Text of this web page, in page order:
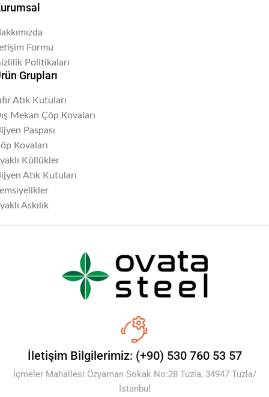
Formu
Politikaları
Grupları
Atık Kutuları
Mekan Çöp Kovaları
Paspası
Kovaları
Küllükler
Atık Kutuları
Askılık
İletişim Bilgilerimiz: (+90) 530 760 53 57
İçmeler Mahallesi Özyaman Sokak No:28 Tuzla, 34947 Tuzla/
İstanbul